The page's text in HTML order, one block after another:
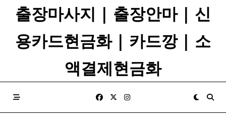
출장마사지 | 출장안마 | 신
용카드현금화 | 카드깡 | 소
액결제현금화